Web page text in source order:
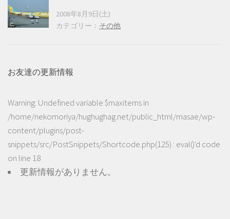
2008年8月9日(土)
カテゴリー： その他
お友達の更新情報
Warning: Undefined variable $maxitems in
/home/nekomoriya/hughughag.net/public_html/masae/wp-
content/plugins/post-
snippets/src/PostSnippets/Shortcode.php(125) : eval()'d code
on line 18
更新情報がありません。